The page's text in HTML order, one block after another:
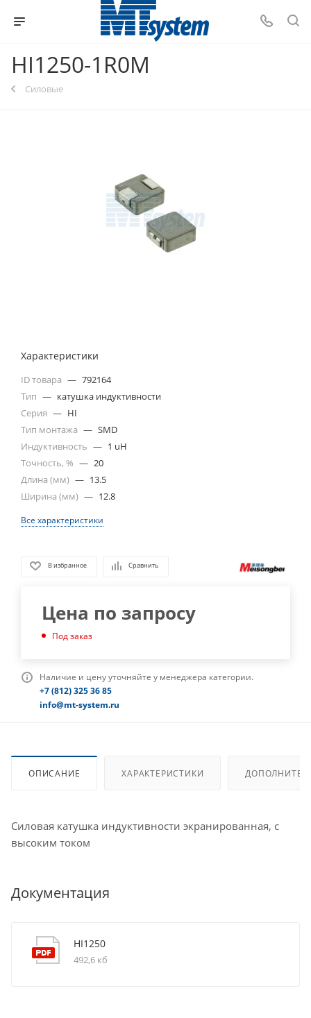
HI1250-1R0M
Силовые
Характеристики
ID товара — 792164
Тип — катушка индуктивности
Серия — HI
Тип монтажа — SMD
Индуктивность — 1 uH
Точность, % — 20
Длина (мм) — 13.5
Ширина (мм) — 12.8
Все характеристики
В избранное Сравнить
Цена по запросу
Под заказ
Наличие и цену уточняйте у менеджера категории.
+7 (812) 325 36 85
info@mt-system.ru
ОПИСАНИЕ ХАРАКТЕРИСТИКИ
Силовая катушка индуктивности экранированная, с
высоким током
Документация
HI1250
492,6 кб